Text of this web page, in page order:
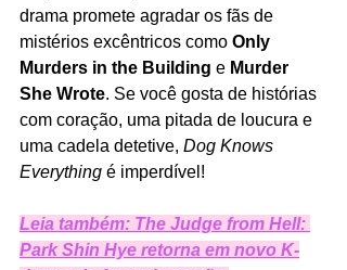
drama promete agradar os fãs de
mistérios excêntricos como Only
Murders in the Building e Murder
She Wrote. Se você gosta de histórias
com coração, uma pitada de loucura e
uma cadela detetive, Dog Knows
Everything é imperdível!
Leia também: The Judge from Hell:
Park Shin Hye retorna em novo K-